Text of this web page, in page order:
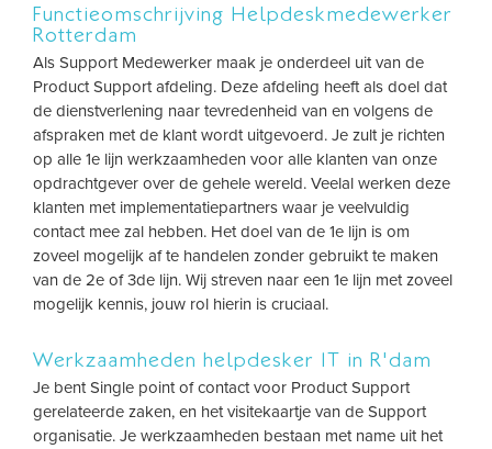
Functieomschrijving Helpdeskmedewerker
Rotterdam
Als Support Medewerker maak je onderdeel uit van de
Product Support afdeling. Deze afdeling heeft als doel dat
de dienstverlening naar tevredenheid van en volgens de
afspraken met de klant wordt uitgevoerd. Je zult je richten
op alle 1e lijn werkzaamheden voor alle klanten van onze
opdrachtgever over de gehele wereld. Veelal werken deze
klanten met implementatiepartners waar je veelvuldig
contact mee zal hebben. Het doel van de 1e lijn is om
zoveel mogelijk af te handelen zonder gebruikt te maken
van de 2e of 3de lijn. Wij streven naar een 1e lijn met zoveel
mogelijk kennis, jouw rol hierin is cruciaal.
Werkzaamheden helpdesker IT in R'dam
Je bent Single point of contact voor Product Support
gerelateerde zaken, en het visitekaartje van de Support
organisatie. Je werkzaamheden bestaan met name uit het